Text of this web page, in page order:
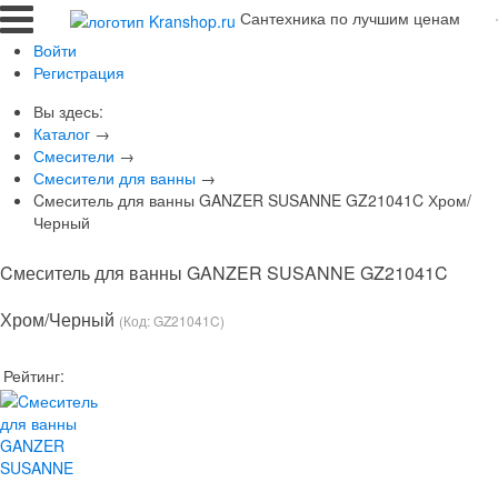
Сантехника по лучшим ценам
Войти
Регистрация
Вы здесь:
Каталог →
Смесители →
Смесители для ванны →
Cмеситель для ванны GANZER SUSANNE GZ21041C Хром/
Черный
Cмеситель для ванны GANZER SUSANNE GZ21041C
Хром/Черный (Код:GZ21041C)
Рейтинг: